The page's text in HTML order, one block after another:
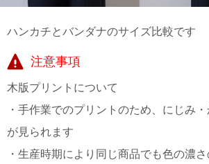
ハンカチとバンダナのサイズ比較です
注意事項
木版プリントについて
・手作業でのプリントのため、にじみ
が見られます
・生産時期により同じ商品でも色の濃